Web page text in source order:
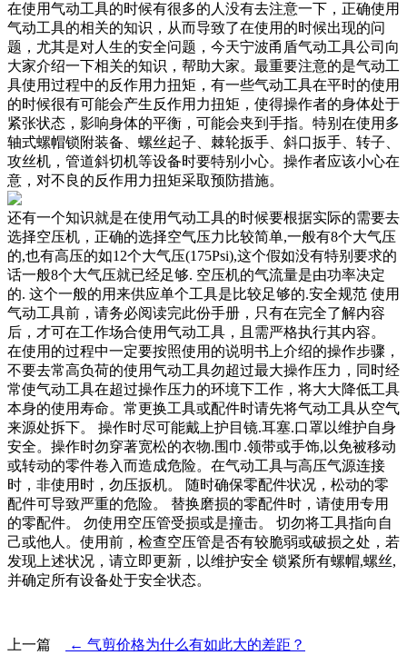
在使用气动工具的时候有很多的人没有去注意一下，正确使用
气动工具的相关的知识，从而导致了在使用的时候出现的问
题，尤其是对人生的安全问题，今天宁波甬盾气动工具公司向
大家介绍一下相关的知识，帮助大家。最重要注意的是气动工
具使用过程中的反作用力扭矩，有一些气动工具在平时的使用
的时候很有可能会产生反作用力扭矩，使得操作者的身体处于
紧张状态，影响身体的平衡，可能会夹到手指。特别在使用多
轴式螺帽锁附装备、螺丝起子、棘轮扳手、斜口扳手、转子、
攻丝机，管道斜切机等设备时要特别小心。操作者应该小心在
意，对不良的反作用力扭矩采取预防措施。
还有一个知识就是在使用气动工具的时候要根据实际的需要去
选择空压机，正确的选择空气压力比较简单,一般有8个大气压
的,也有高压的如12个大气压(175Psi),这个假如没有特别要求的
话一般8个大气压就已经足够. 空压机的气流量是由功率决定
的. 这个一般的用来供应单个工具是比较足够的.安全规范 使用
气动工具前，请务必阅读完此份手册，只有在完全了解内容
后，才可在工作场合使用气动工具，且需严格执行其内容。
在使用的过程中一定要按照使用的说明书上介绍的操作步骤，
不要去常高负荷的使用气动工具勿超过最大操作压力，同时经
常使气动工具在超过操作压力的环境下工作，将大大降低工具
本身的使用寿命。常更换工具或配件时请先将气动工具从空气
来源处拆下。 操作时尽可能戴上护目镜.耳塞.口罩以维护自身
安全。操作时勿穿著宽松的衣物.围巾.领带或手饰,以免被移动
或转动的零件卷入而造成危险。在气动工具与高压气源连接
时，非使用时，勿压扳机。 随时确保零配件状况，松动的零
配件可导致严重的危险。 替换磨损的零配件时，请使用专用
的零配件。 勿使用空压管受损或是撞击。 切勿将工具指向自
己或他人。使用前，检查空压管是否有较脆弱或破损之处，若
发现上述状况，请立即更新，以维护安全 锁紧所有螺帽,螺丝,
并确定所有设备处于安全状态。
上一篇 ← 气剪价格为什么有如此大的差距？